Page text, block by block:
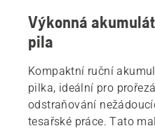
Výkonná
pila
Kompaktní ruční
pilka, ideální pro
odstraňování
tesařské práce. Tato